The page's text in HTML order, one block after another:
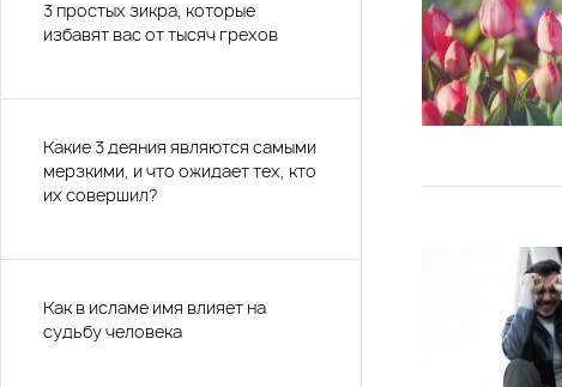
3 простых зикра, которые
избавят вас от тысяч грехов
Какие 3 деяния являются самыми
мерзкими, и что ожидает тех, кто
их совершил?
Как в исламе имя влияет на
судьбу человека